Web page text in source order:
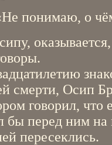
понимаю, о
смерти, Осип
говорил, что
бы перед ним на
пересеклись.